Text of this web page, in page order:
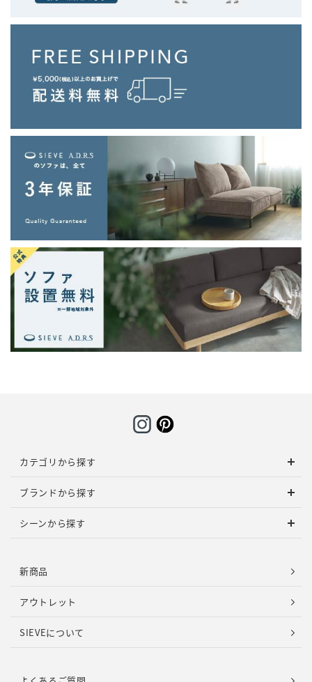
カテゴリから探す
ブランドから探す
シーンから探す
新商品
アウトレット
SIEVEについて